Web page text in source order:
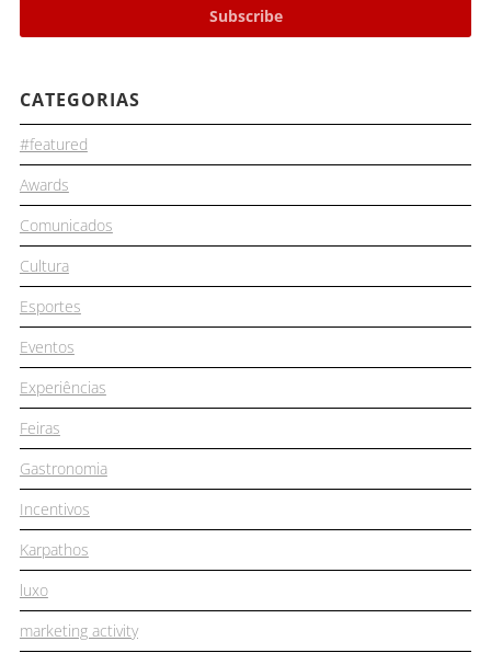
CATEGORIAS
#featured
Awards
Comunicados
Cultura
Esportes
Eventos
Experiências
Feiras
Gastronomia
Incentivos
Karpathos
luxo
marketing activity